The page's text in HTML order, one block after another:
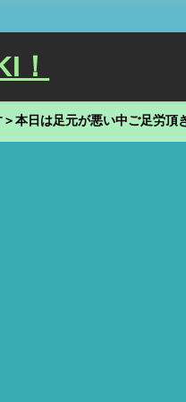
！
本日は足元が悪い中ご足労頂